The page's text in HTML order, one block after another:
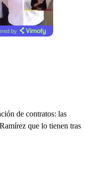
by
de contratos: las
que lo tienen tras